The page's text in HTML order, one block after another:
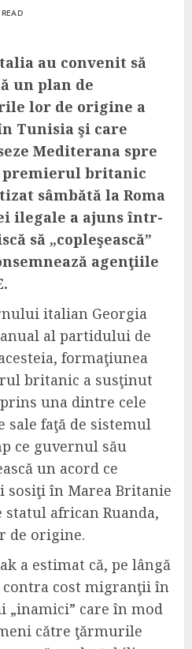
au convenit să
un plan de
lor de origine a
Tunisia şi care
Mediterana spre
premierul britanic
sâmbătă la Roma
ilegale a ajuns într-
să „copleşească”
agenţiile
italian Georgia
al partidului de
formaţiunea
britanic a susţinut
una dintre cele
sale faţă de sistemul
ce guvernul său
un acord ce
în Marea Britanie
statul african Ruanda,
de origine.
a estimat că, pe lângă
cost migranţii în
„inamici” care în mod
către ţărmurile